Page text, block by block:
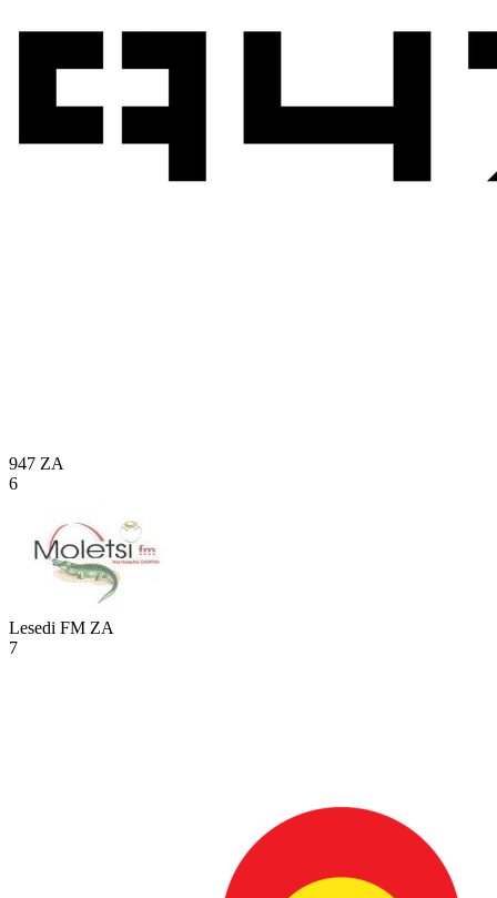
947 ZA
6
Lesedi FM ZA
7